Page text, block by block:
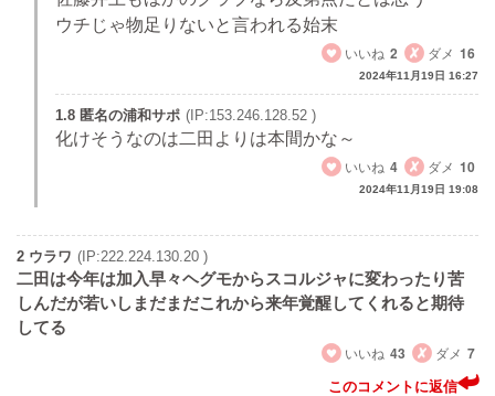
ウチじゃ物足りないと言われる始末
いいね 2 ダメ 16
2024年11月19日 16:27
1.8 匿名の浦和サポ (IP:153.246.128.52 )
化けそうなのは二田よりは本間かな～
いいね 4 ダメ 10
2024年11月19日 19:08
2 ウラワ (IP:222.224.130.20 )
二田は今年は加入早々ヘグモからスコルジャに変わったり苦
しんだが若いしまだまだこれから来年覚醒してくれると期待
してる
いいね 43 ダメ 7
このコメントに返信